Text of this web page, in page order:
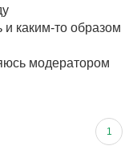
и каким-то образом
модератором
1